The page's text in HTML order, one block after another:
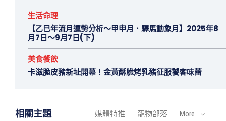
生活命理
【乙巳年流月運勢分析～甲申月．驛馬動象月】2025年8
月7日～9月7日(下)
美食餐飲
卡滋脆皮豬新址開幕！金黃酥脆烤乳豬征服饕客味蕾
相關主題 媒體特推 寵物部落 More